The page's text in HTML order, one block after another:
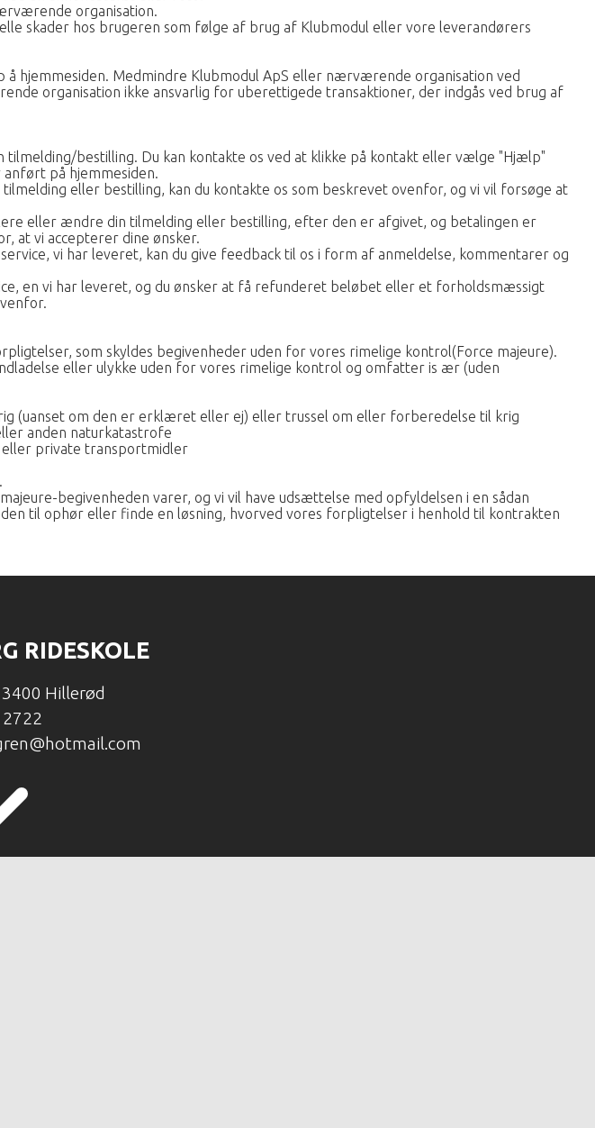
organisation.
skader hos brugeren som følge af brug af Klubmodul eller vore leverandørers
hjemmesiden. Medmindre Klubmodul ApS eller nærværende organisation ved
organisation ikke ansvarlig for uberettigede transaktioner, der indgås ved brug af
bestilling. Du kan kontakte os ved at klikke på kontakt eller vælge "Hjælp"
på hjemmesiden.
eller bestilling, kan du kontakte os som beskrevet ovenfor, og vi vil forsøge at
eller ændre din tilmelding eller bestilling, efter den er afgivet, og betalingen er
at vi accepterer dine ønsker.
vi har leveret, kan du give feedback til os i form af anmeldelse, kommentarer og
en vi har leveret, og du ønsker at få refunderet beløbet eller et forholdsmæssigt
som skyldes begivenheder uden for vores rimelige kontrol(Force majeure).
eller ulykke uden for vores rimelige kontrol og omfatter is ær (uden
(uanset om den er erklæret eller ej) eller trussel om eller forberedelse til krig
anden naturkatastrofe
private transportmidler
begivenheden varer, og vi vil have udsættelse med opfyldelsen i en sådan
til ophør eller finde en løsning, hvorved vores forpligtelser i henhold til kontrakten
RIDESKOLE
3400 Hillerød